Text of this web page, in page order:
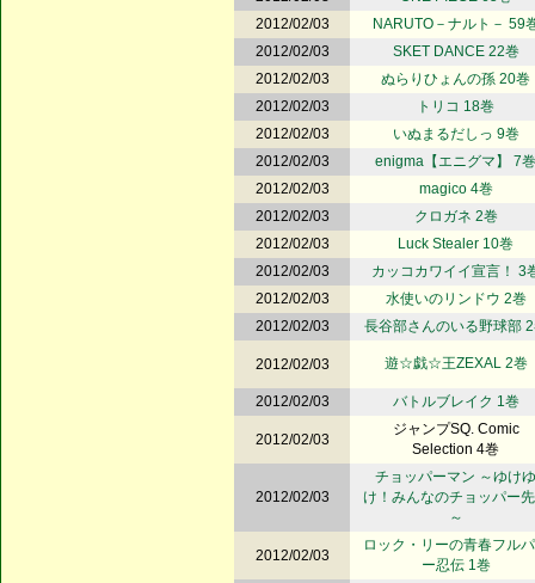
2012/02/03
NARUTO－ナルト－ 59
2012/02/03
SKET DANCE 22巻
2012/02/03
ぬらりひょんの孫 20巻
2012/02/03
トリコ 18巻
2012/02/03
いぬまるだしっ 9巻
2012/02/03
enigma【エニグマ】 7巻
2012/02/03
magico 4巻
2012/02/03
クロガネ 2巻
2012/02/03
Luck Stealer 10巻
2012/02/03
カッコカワイイ宣言！ 3
2012/02/03
水使いのリンドウ 2巻
2012/02/03
長谷部さんのいる野球部
2012/02/03 遊☆戯☆王ZEXAL 2巻
2012/02/03 バトルブレイク 1巻
2012/02/03
ジャンプSQ. Comic
Selection 4巻
2012/02/03
チョッパーマン ～ゆけゆ
け！みんなのチョッパー
～
2012/02/03
ロック・リーの青春フル
ー忍伝 1巻